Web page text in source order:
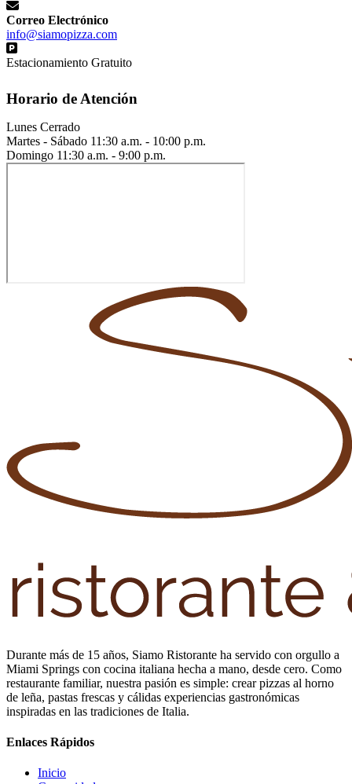
Correo Electrónico
info@siamopizza.com
Estacionamiento Gratuito
Horario de Atención
Lunes Cerrado
Martes - Sábado 11:30 a.m. - 10:00 p.m.
Domingo 11:30 a.m. - 9:00 p.m.
Durante más de 15 años, Siamo Ristorante ha servido con orgullo a
Miami Springs con cocina italiana hecha a mano, desde cero. Como
restaurante familiar, nuestra pasión es simple: crear pizzas al horno
de leña, pastas frescas y cálidas experiencias gastronómicas
inspiradas en las tradiciones de Italia.
Enlaces Rápidos
Inicio